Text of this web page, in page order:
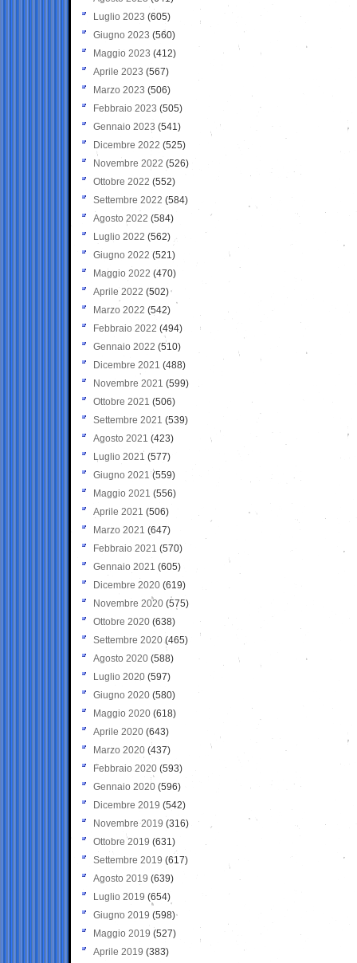
Luglio 2023 (605)
Giugno 2023 (560)
Maggio 2023 (412)
Aprile 2023 (567)
Marzo 2023 (506)
Febbraio 2023 (505)
Gennaio 2023 (541)
Dicembre 2022 (525)
Novembre 2022 (526)
Ottobre 2022 (552)
Settembre 2022 (584)
Agosto 2022 (584)
Luglio 2022 (562)
Giugno 2022 (521)
Maggio 2022 (470)
Aprile 2022 (502)
Marzo 2022 (542)
Febbraio 2022 (494)
Gennaio 2022 (510)
Dicembre 2021 (488)
Novembre 2021 (599)
Ottobre 2021 (506)
Settembre 2021 (539)
Agosto 2021 (423)
Luglio 2021 (577)
Giugno 2021(559)
Maggio 2021 (556)
Aprile 2021 (506)
Marzo 2021 (647)
Febbraio 2021 (570)
Gennaio 2021 (605)
Dicembre 2020 (619)
Novembre 2020 (575)
Ottobre 2020 (638)
Settembre 2020(465)
Agosto 2020 (588)
Luglio 2020 (597)
Giugno 2020 (580)
Maggio 2020 (618)
Aprile 2020 (643)
Marzo 2020 (437)
Febbraio 2020 (593)
Gennaio 2020 (596)
Dicembre 2019 (542)
Novembre 2019 (316)
Ottobre 2019 (631)
Settembre 2019 (617)
Agosto 2019 (639)
Luglio 2019 (654)
Giugno 2019 (598)
Maggio 2019 (527)
Aprile 2019 (383)